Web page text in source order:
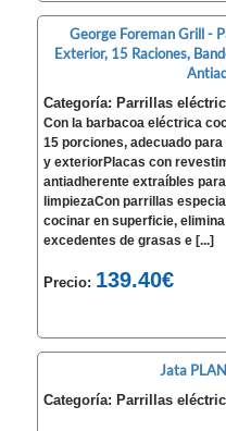
George Foreman Grill -
Exterior, 15 Raciones,
Categoría: Parrillas
Con la barbacoa eléctrica
15 porciones, adecuado
y exteriorPlacas con
antiadherente extraíbles
limpiezaCon parrillas
cocinar en superficie,
excedentes de grasas e [...]
Precio: 139.40€
Jata
Categoría: Parrillas